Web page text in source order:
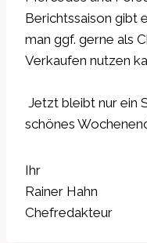
Berichtssaison gibt
man ggf. gerne als
Verkaufen nutzen
Jetzt bleibt nur ein
schönes
Ihr
Rainer Hahn
Chefredakteur